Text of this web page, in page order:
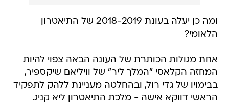
ומה כן יעלה בעונת 2018-2019 של התיאטרון
הלאומי?
אחת מגולות הכותרת של העונה הבאה צפוי להיות
המחזה הקלאסי "המלך ליר" של וויליאם שיקספיר,
בבימויו של גדי רול, ובהחלטה מעניינת ללהק לתפקיד
הראשי דווקא אישה - מלכת התיאטרון ליא קניג.